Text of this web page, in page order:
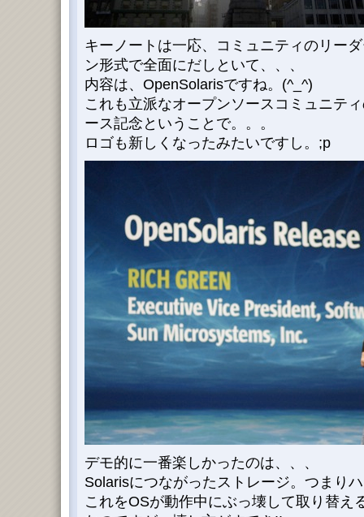
キーノートは一応、コミュニティのリー
ン形式で全面にだしといて、、、
内容は、OpenSolarisですね。(^_^)
これも立派なオープンソースコミュニテ
ース記念ということで。。。
ロゴも新しくなったみたいですし。;p
デモ的に一番楽しかったのは、、、
Solarisにつながったストレージ。つまり
これをOSが動作中にぶっ壊して取り替え